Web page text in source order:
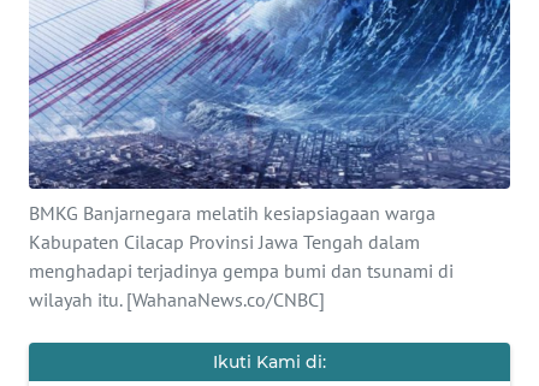
BMKG Banjarnegara melatih kesiapsiagaan warga
Kabupaten Cilacap Provinsi Jawa Tengah dalam
menghadapi terjadinya gempa bumi dan tsunami di
wilayah itu. [WahanaNews.co/CNBC]
Ikuti Kami di:
KESEHATAN
INTERNASIONAL
SERBA-SERBI
PENDIDIKAN